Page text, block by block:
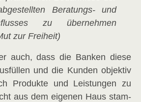
Bera­tungs- und
zu über­neh­men
zur Freiheit)
auch, dass die Ban­ken die­se
und die Kun­den objek­tiv
Pro­duk­te und Leis­tun­gen zu
aus dem eige­nen Haus stam­